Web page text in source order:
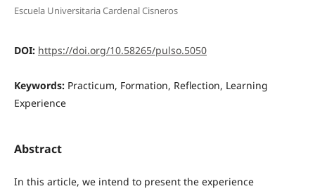
Escuela Universitaria Cardenal Cisneros
DOI: https://doi.org/10.58265/pulso.5050
Keywords: Practicum, Formation, Reflection, Learning
Experience
Abstract
In this article, we intend to present the experience